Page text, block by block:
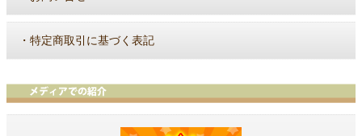
・ 特定商取引に基づく表記